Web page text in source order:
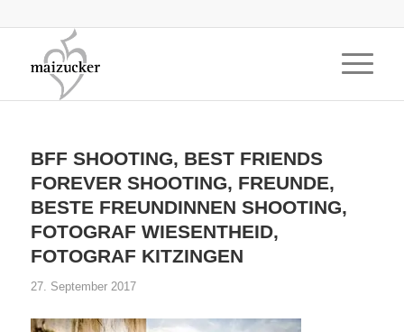
BFF SHOOTING, BEST FRIENDS
FOREVER SHOOTING, FREUNDE,
BESTE FREUNDINNEN SHOOTING,
FOTOGRAF WIESENTHEID,
FOTOGRAF KITZINGEN
27. September 2017